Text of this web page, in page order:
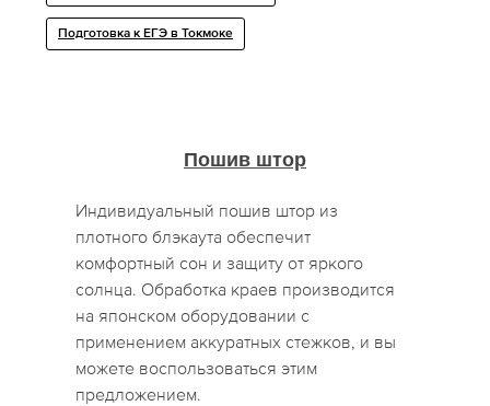
Подготовка к ЕГЭ в Токмоке
Пошив штор
Индивидуальный пошив штор из
плотного блэкаута обеспечит
комфортный сон и защиту от яркого
солнца. Обработка краев производится
на японском оборудовании с
применением аккуратных стежков, и вы
можете воспользоваться этим
предложением.